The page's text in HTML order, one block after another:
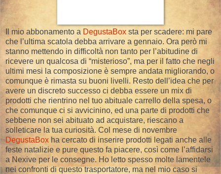
Il mio abbonamento a DegustaBox sta per scadere: mi pare
che l’ultima scatola debba arrivare a gennaio. Ora però mi
stanno mettendo in difficoltà non tanto per l’abitudine di
ricevere un qualcosa di “misterioso”, ma per il fatto che negli
ultimi mesi la composizione è sempre andata migliorando, o
comunque è rimasta su buoni livelli. Resto dell’idea che per
avere un discreto successo ci debba essere un mix di
prodotti che rientrino nel tuo abituale carrello della spesa, o
che comunque ci si avvicinino, ed una parte di prodotti che
sebbene non sei abituato ad acquistare, riescano a
solleticare la tua curiosità. Col mese di novembre
DegustaBox ha cercato di inserire prodotti legati anche alle
feste natalizie e pure questo fa piacere, così come l’affidarsi
a Nexive per le consegne. Ho letto spesso molte lamentele
nei confronti di questo trasportatore, ma nel mio caso si